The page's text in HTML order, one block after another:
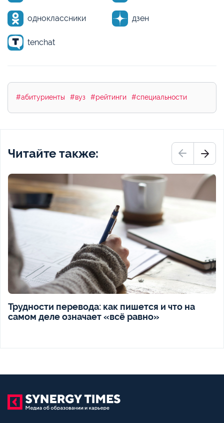
одноклассники дзен
tenchat
#абитуриенты #вуз #рейтинги #специальности
Читайте также:
Трудности перевода: как пишется и что на
самом деле означает «всё равно»